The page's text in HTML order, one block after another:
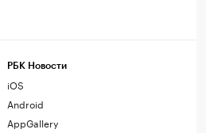
РБК Новости
iOS
Android
AppGallery